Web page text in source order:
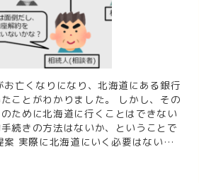
亡くなりになり、北海道にある銀行
ことがわかりました。 しかし、その
ために北海道に行くことはできない
続きの方法はないか、ということで
案 実際に北海道にいく必要はないこ